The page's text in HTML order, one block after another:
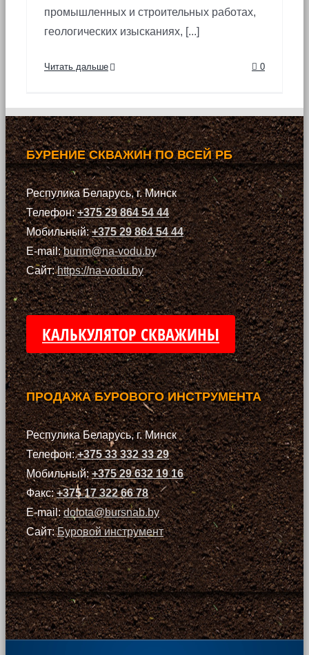
промышленных и строительных работах,
геологических изысканиях, [...]
Читать дальше 0
БУРЕНИЕ СКВАЖИН ПО ВСЕЙ РБ
Респулика Беларусь, г. Минск
Телефон:+375 29 864 54 44
Мобильный:+375 29 864 54 44
E-mail:burim@na-vodu.by
Сайт:https://na-vodu.by
КАЛЬКУЛЯТОР СКВАЖИНЫ
ПРОДАЖА БУРОВОГО ИНСТРУМЕНТА
Респулика Беларусь, г. Минск
Телефон:+375 33 332 33 29
Мобильный:+375 29 632 19 16
Факс:+375 17 322 66 78
E-mail:dolota@bursnab.by
Сайт:Буровой инструмент